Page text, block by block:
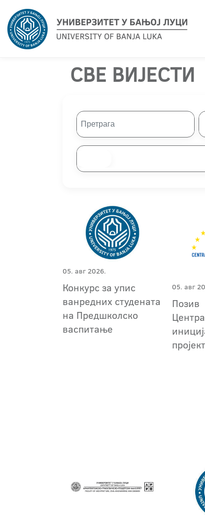
СВЕ ВИЈЕСТИ
05. авг 2026.
Конкурс за упис
ванредних студената
на Предшколско
васпитање
05. авг
Позив